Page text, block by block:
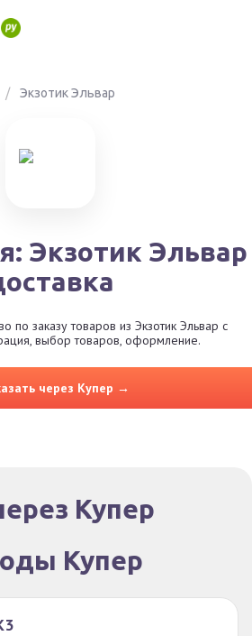
/ Экзотик Эльвар
Экзотик Эльвар
по заказу товаров из Экзотик Эльвар с
выбор товаров, оформление.
через Купер →
Купер
Купер